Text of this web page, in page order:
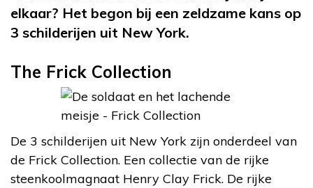
elkaar? Het begon bij een zeldzame kans op
3 schilderijen uit New York.
The Frick Collection
De 3 schilderijen uit New York zijn onderdeel van
de Frick Collection. Een collectie van de rijke
steenkoolmagnaat Henry Clay Frick. De rijke